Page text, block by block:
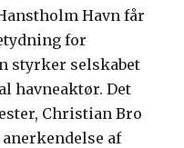
Havn får
for
styrker selskabet
havneaktør. Det
Christian Bro
anerkendelse af